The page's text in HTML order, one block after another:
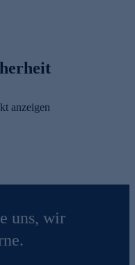
anzeigen
uns, wir